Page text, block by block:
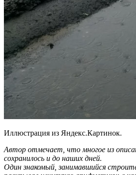
Иллюстрация из Яндекс.Картинок.
Автор отмечает, что многое из
сохранилось и до наших дней.
Один знакомый, занимавшийся